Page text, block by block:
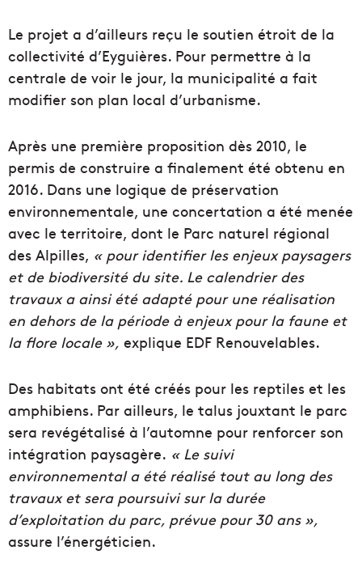
Le projet a d’ailleurs reçu le soutien étroit de la
collectivité d’Eyguières. Pour permettre à la
centrale de voir le jour, la municipalité a fait
modifier son plan local d’urbanisme.
Après une première proposition dès 2010, le
permis de construire a finalement été obtenu en
2016. Dans une logique de préservation
environnementale, une concertation a été menée
avec le territoire, dont le Parc naturel régional
des Alpilles, « pour identifier les enjeux paysagers
et de biodiversité du site. Le calendrier des
travaux a ainsi été adapté pour une réalisation
en dehors de la période à enjeux pour la faune et
la flore locale », explique EDF Renouvelables.
Des habitats ont été créés pour les reptiles et les
amphibiens. Par ailleurs, le talus jouxtant le parc
sera revégétalisé à l’automne pour renforcer son
intégration paysagère. « Le suivi
environnemental a été réalisé tout au long des
travaux et sera poursuivi sur la durée
d’exploitation du parc, prévue pour 30 ans »,
assure l’énergéticien.